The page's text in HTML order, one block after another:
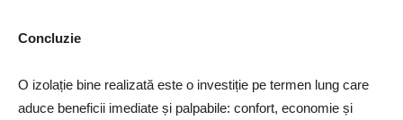
Concluzie
O izolație bine realizată este o investiție pe termen lung care
aduce beneficii imediate și palpabile: confort, economie și